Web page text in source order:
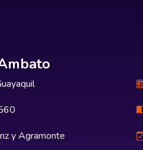
y Agramonte